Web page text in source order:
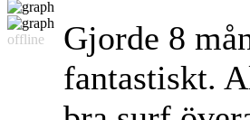
offline
Gjorde 8
fantastiskt.